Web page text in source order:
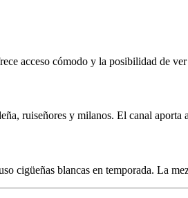
acceso cómodo y la posibilidad de
ruiseñores y milanos. El canal
cigüeñas blancas en temporada. La